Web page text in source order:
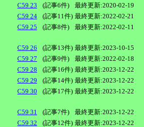
C59 23
(記事6件)
最終更新:2020-02-19
C59 24
(記事11件) 最終更新:2022-02-21
C59 25
(記事8件) 最終更新:2022-02-11
C59 26 (記事13件) 最終更新:2023-10-15
C59 27
(記事9件)
最終更新:2022-02-18
C59 28
(記事16件) 最終更新:2023-12-22
C59 29
(記事14件) 最終更新:2023-12-22
C59 30
(記事17件) 最終更新:2023-12-22
C59 31 (記事7件)
最終更新:2023-12-22
C59 32
(記事12件) 最終更新:2023-12-22